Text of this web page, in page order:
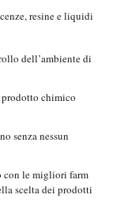
resine e liquidi
dell’ambiente di
prodotto chimico
senza nessun
con le migliori farm
scelta dei prodotti